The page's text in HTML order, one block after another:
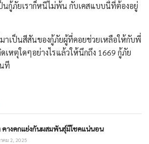
ป็นกู้ภัยเราก็หนีไม่พ้น กับเคสแบบนี้ที่ต้องอยู่
าเป็นสีสันของกู้ภัยผู้ที่คอยช่วยเหลือให้กับพี่
เหตุใดๆอย่างไรแล้วให้นึกถึง 1669 กู้ภัย
ที
คางคกแย่งกันผสมพันธุ์มีโชคแน่นอน
คม 2, 2025